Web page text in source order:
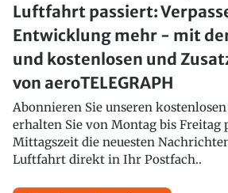
Luftfahrt passiert:
Entwicklung mehr - mit
und kostenlosen und
von aeroTELEGRAPH
Abonnieren Sie unseren
erhalten Sie von Montag bis
Mittagszeit die neuesten
Luftfahrt direkt in Ihr Postfach..